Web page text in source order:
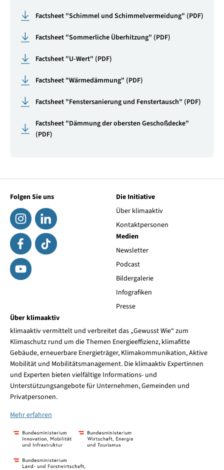
Factsheet "Schimmel und Schimmelvermeidung" (PDF)
Factsheet "Sommerliche Überhitzung" (PDF)
Factsheet "U-Wert" (PDF)
Factsheet "Wärmedämmung" (PDF)
Factsheet "Fenstersanierung und Fenstertausch" (PDF)
Factsheet "Dämmung der obersten Geschoßdecke"
(PDF)
Folgen Sie uns
Die Initiative
Über klimaaktiv
Kontaktpersonen
Medien
Newsletter
Podcast
Bildergalerie
Infografiken
Presse
Über klimaaktiv
klimaaktiv vermittelt und verbreitet das „Gewusst Wie“ zum
Klimaschutz rund um die Themen Energieeffizienz, klimafitte
Gebäude, erneuerbare Energieträger, Klimakommunikation, Aktive
Mobilität und Mobilitätsmanagement. Die klimaaktiv Expertinnen
und Experten bieten vielfältige Informations- und
Unterstützungsangebote für Unternehmen, Gemeinden und
Privatpersonen.
Mehr erfahren